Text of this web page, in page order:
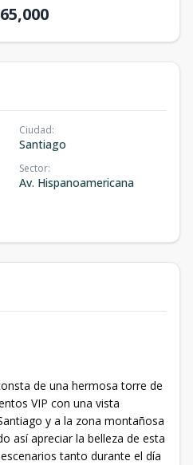
Ciudad:
Santiago
Sector:
Av. Hispanoamericana
de una hermosa torre de
VIP con una vista
y a la zona montañosa
así apreciar la belleza de esta
tanto durante el día